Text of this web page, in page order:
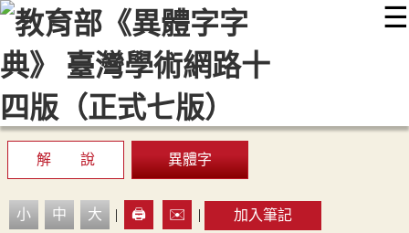
☰
::: 最新消息 常見問題 編輯說明
顯示模式
網站導覽
解 說 異體字
小 中 大 | 🖨️ ✉️ | 加入筆記